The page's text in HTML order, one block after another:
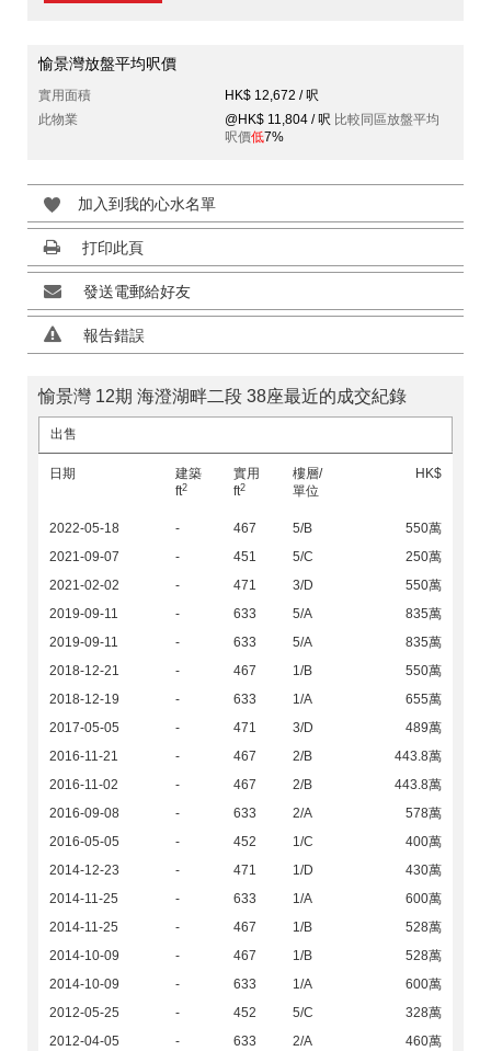
愉景灣放盤平均呎價
實用面積
HK$ 12,672 / 呎
此物業
@HK$ 11,804 / 呎 比較同區放盤平均
呎價低7%
加入到我的心水名單
打印此頁
發送電郵給好友
報告錯誤
愉景灣 12期 海澄湖畔二段 38座最近的成交紀錄
出售
日期
建築
ft2
實用
ft2
樓層/
單位
HK$
2022-05-18 - 467 5/B
550萬
2021-09-07
- 451 5/C
250萬
2021-02-02
- 471 3/D
550萬
2019-09-11
- 633 5/A
835萬
2019-09-11
- 633 5/A
835萬
2018-12-21
- 467 1/B
550萬
2018-12-19
- 633 1/A
655萬
2017-05-05
- 471 3/D
489萬
2016-11-21
- 467 2/B
443.8萬
2016-11-02
- 467 2/B
443.8萬
2016-09-08
- 633 2/A
578萬
2016-05-05
- 452 1/C
400萬
2014-12-23
- 471 1/D
430萬
2014-11-25
- 633 1/A
600萬
2014-11-25
- 467 1/B
528萬
2014-10-09
- 467 1/B
528萬
2014-10-09
- 633 1/A
600萬
2012-05-25
- 452 5/C
328萬
2012-04-05
- 633 2/A 460萬